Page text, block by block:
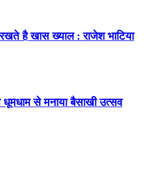
है खास ख्याल : राजेश भाटिया
धूमधाम से मनाया बैसाखी उत्सव